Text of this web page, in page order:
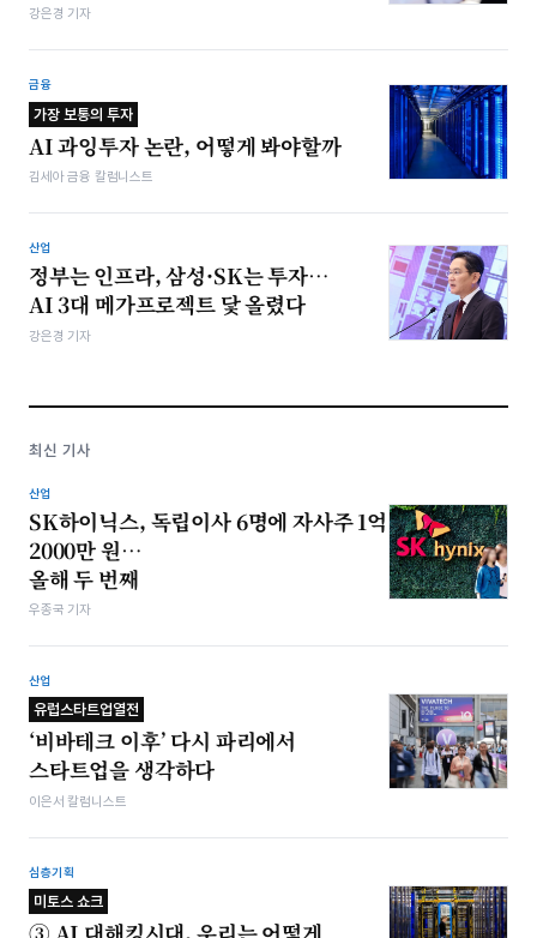
강은경 기자
금융
가장 보통의 투자
AI 과잉투자 논란, 어떻게 봐야할까
김세아 금융 칼럼니스트
산업
정부는 인프라, 삼성·SK는 투자…
AI 3대 메가프로젝트 닻 올렸다
강은경 기자
최신 기사
산업
SK하이닉스, 독립이사 6명에 자사주 1억
2000만 원…
올해 두 번째
우종국 기자
산업
유럽스타트업열전
‘비바테크 이후’ 다시 파리에서
스타트업을 생각하다
이은서 칼럼니스트
심층기획
미토스 쇼크